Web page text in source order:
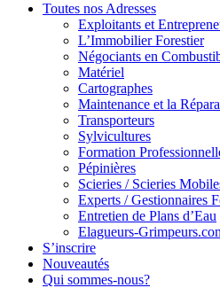
Toutes nos Adresses
Exploitants et
L’Immobilier Forestier
Négociants en
Matériel
Cartographes
Maintenance et la
Transporteurs
Sylvicultures
Formation
Pépinières
Scieries / Scieries
Experts / Gestionnaires
Entretien de Plans d’Eau
Elagueurs-
S’inscrire
Nouveautés
Qui sommes-nous?